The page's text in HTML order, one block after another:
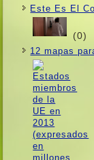
Este Es El
(0)
12 mapas